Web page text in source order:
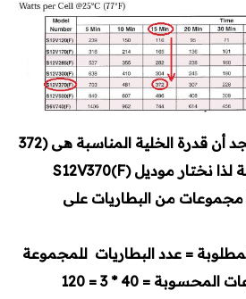
من ال Data Sheet نجد أن قدرة الخلية المناسبة هى (372
وحيث أننا استخدمنا 3 مجموعات من البطاريات على
= عدد البطاريات للمجموعة
الواحدة * عدد المجموعات المحسوبة = 40 * 3 = 120